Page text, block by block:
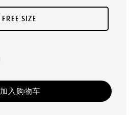
FREE SIZE
加入购物车